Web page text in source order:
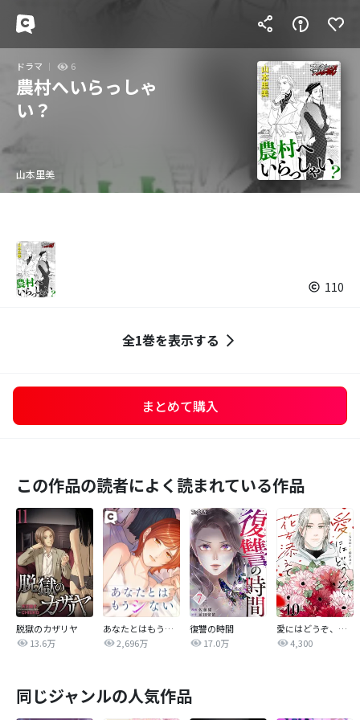
ドラマ 6
農村へいらっしゃ
い？
山本里美
110
全1巻を表示する
まとめて購入
この作品の読者によく読まれている作品
脱獄のカザリヤ
13.6万
あなたとはもうシない
2,696万
復讐の時間
17.0万
愛にはどうぞ、花を添えて【単話】
4,300
同じジャンルの人気作品